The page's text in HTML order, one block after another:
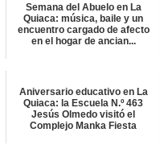
Semana del Abuelo en La
Quiaca: música, baile y un
encuentro cargado de afecto
en el hogar de ancian...
Aniversario educativo en La
Quiaca: la Escuela N.º 463
Jesús Olmedo visitó el
Complejo Manka Fiesta